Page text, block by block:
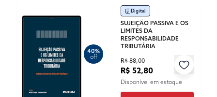
40%
off
Digital
SUJEIÇÃO PASSIVA E OS
LIMITES DA
RESPONSABILIDADE
TRIBUTÁRIA
R$ 88,00
R$ 52,80
Disponível em estoque